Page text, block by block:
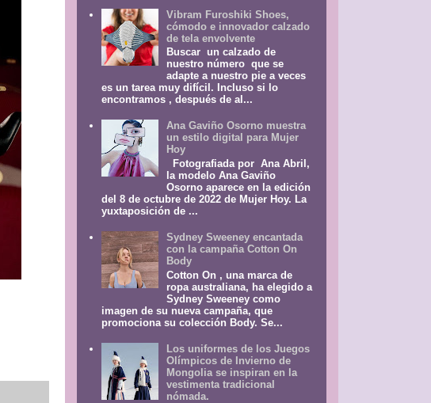
Vibram Furoshiki Shoes,
cómodo e innovador calzado
de tela envolvente
Buscar un calzado de
nuestro número que se
adapte a nuestro pie a veces
es un tarea muy difícil. Incluso si lo
encontramos , después de al...
Ana Gaviño Osorno muestra
un estilo digital para Mujer
Hoy
Fotografiada por Ana Abril,
la modelo Ana Gaviño
Osorno aparece en la edición
del 8 de octubre de 2022 de Mujer Hoy. La
yuxtaposición de ...
Sydney Sweeney encantada
con la campaña Cotton On
Body
Cotton On , una marca de
ropa australiana, ha elegido a
Sydney Sweeney como
imagen de su nueva campaña, que
promociona su colección Body. Se...
Los uniformes de los Juegos
Olímpicos de Invierno de
Mongolia se inspiran en la
vestimenta tradicional
nómada.